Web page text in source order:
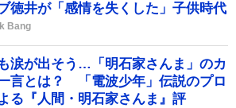
徳井が「感情を失くした」子供時代
Bang
涙が出そう…「明石家さんま」のカ
言とは？ 「電波少年」伝説のプロ
る『人間・明石家さんま』評